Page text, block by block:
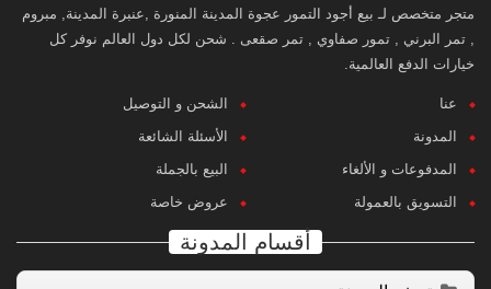
متجر متخصص لـ بيع أجود التمور عجوة المدينة المنورة ,عنبرة المدينة, مبروم
, تمر البرني , تمور صفاوي , تمر صقعى . شحن لكل دول العالم نوفر كل
خيارات الدفع العالمية.
عنا
الشحن و التوصيل
المدونة
الأسئلة الشائعة
المدفوعات و الألغاء
البيع بالجملة
التسويق بالعمولة
عروض خاصة
أقسام المدونة